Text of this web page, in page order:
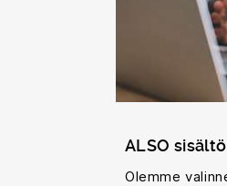
ALSO sisältö
Olemme